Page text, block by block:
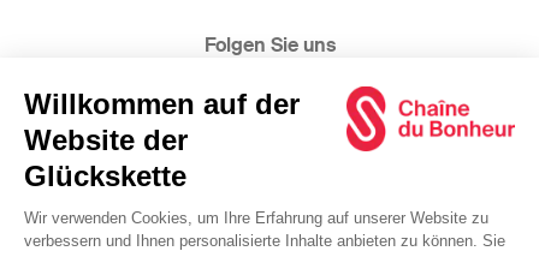
Folgen Sie uns